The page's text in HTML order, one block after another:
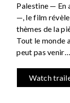
Palestine — En
—, le film
thèmes de la
Tout le monde
peut pas
Watch